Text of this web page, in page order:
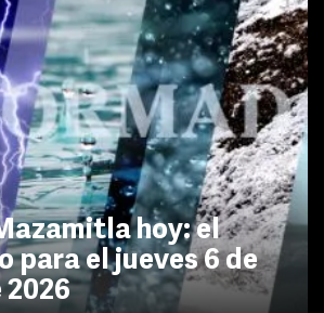
hoy: el
para el jueves 6 de
2026